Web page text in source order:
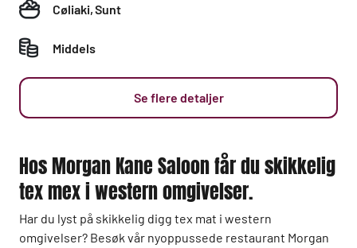
Cøliaki,Sunt
Middels
Se flere detaljer
Hos Morgan Kane Saloon får du skikkelig
tex mex i western omgivelser.
Har du lyst på skikkelig digg tex mat i western
omgivelser? Besøk vår nyoppussede restaurant Morgan